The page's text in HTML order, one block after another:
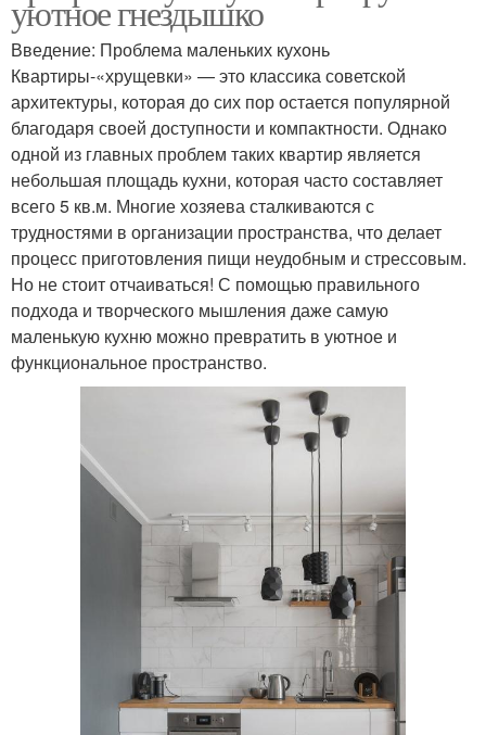
уютное гнездышко
Введение: Проблема маленьких кухонь
Квартиры-«хрущевки» — это классика советской
архитектуры, которая до сих пор остается популярной
благодаря своей доступности и компактности. Однако
одной из главных проблем таких квартир является
небольшая площадь кухни, которая часто составляет
всего 5 кв.м. Многие хозяева сталкиваются с
трудностями в организации пространства, что делает
процесс приготовления пищи неудобным и стрессовым.
Но не стоит отчаиваться! С помощью правильного
подхода и творческого мышления даже самую
маленькую кухню можно превратить в уютное и
функциональное пространство.